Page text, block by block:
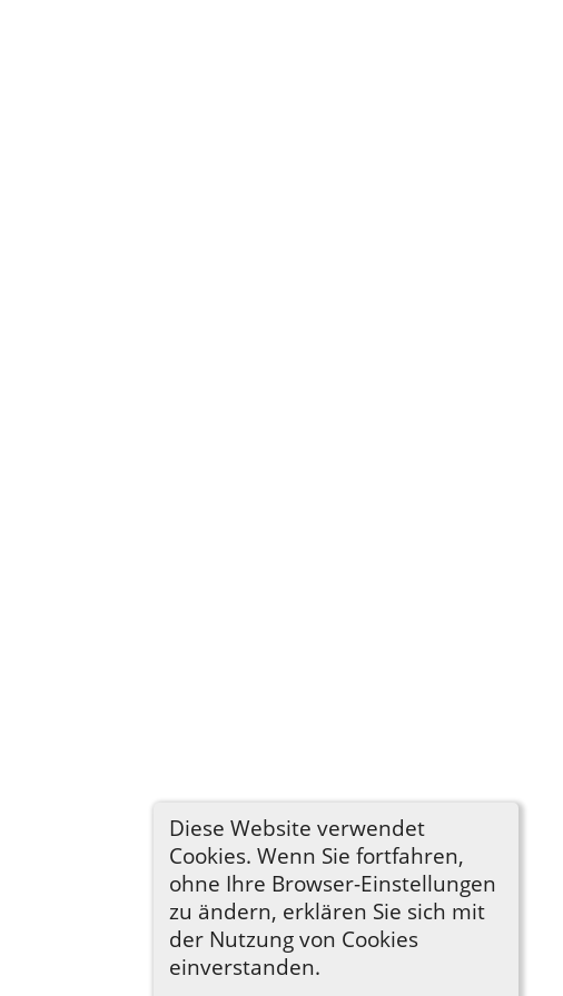
Diese Website verwendet
Cookies. Wenn Sie fortfahren,
ohne Ihre Browser-Einstellungen
zu ändern, erklären Sie sich mit
der Nutzung von Cookies
einverstanden.